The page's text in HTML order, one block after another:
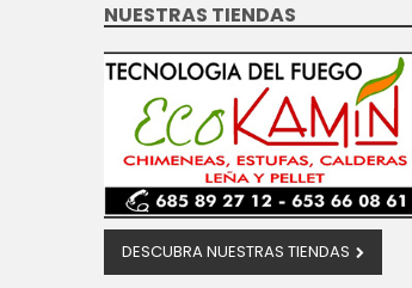
NUESTRAS TIENDAS
DESCUBRA NUESTRAS TIENDAS